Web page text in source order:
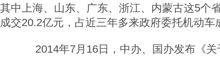
其中上海、山东、广东、浙江、内蒙古这5个
成交20.2亿元，占近三年多来政府委托机动车
2014年7月16日，中办、国办发布《关